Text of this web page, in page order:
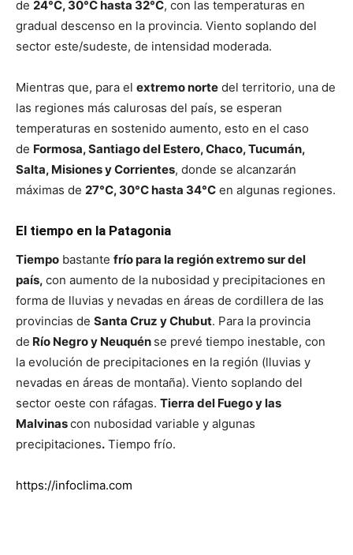
de 24°C, 30°C hasta 32°C, con las temperaturas en
gradual descenso en la provincia. Viento soplando del
sector este/sudeste, de intensidad moderada.
Mientras que, para el extremo norte del territorio, una de
las regiones más calurosas del país, se esperan
temperaturas en sostenido aumento, esto en el caso
de Formosa, Santiago del Estero, Chaco, Tucumán,
Salta, Misiones y Corrientes, donde se alcanzarán
máximas de 27°C, 30°C hasta 34°C en algunas regiones.
El tiempo en la Patagonia
Tiempo bastante frío para la región extremo sur del
país, con aumento de la nubosidad y precipitaciones en
forma de lluvias y nevadas en áreas de cordillera de las
provincias de Santa Cruz y Chubut. Para la provincia
de Río Negro y Neuquén se prevé tiempo inestable, con
la evolución de precipitaciones en la región (lluvias y
nevadas en áreas de montaña). Viento soplando del
sector oeste con ráfagas. Tierra del Fuego y las
Malvinascon nubosidad variable y algunas
precipitaciones. Tiempo frío.
https://infoclima.com